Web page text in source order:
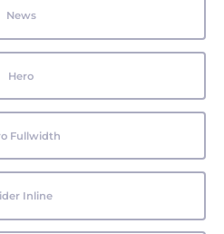
News
Hero
Fullwidth
Inline